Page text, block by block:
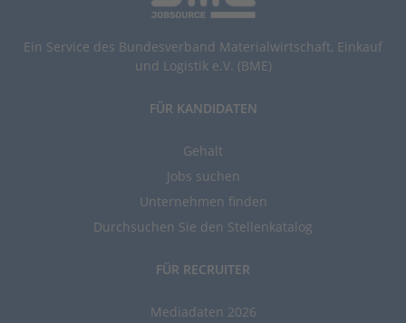
Ein Service des Bundesverband Materialwirtschaft, Einkauf
und Logistik e.V. (BME)
FÜR KANDIDATEN
Gehalt
Jobs suchen
Unternehmen finden
Durchsuchen Sie den Stellenkatalog
FÜR RECRUITER
Mediadaten 2026